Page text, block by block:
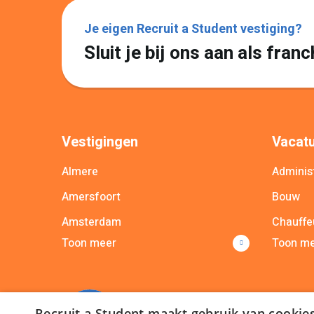
Je eigen Recruit a Student vestiging?
Sluit je bij ons aan als
Vestigingen
Almere
Amersfoort
Amsterdam
Apeldoorn
Breda
Toon meer
Bouw
Bekijk
Toon